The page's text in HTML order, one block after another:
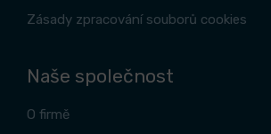
Zásady zpracování souborů cookies
Naše společnost
O firmě